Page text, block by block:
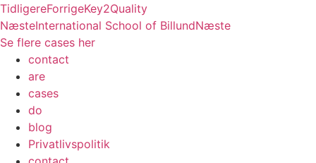
TidligereForrigeKey2Quality
NæsteInternational School of BillundNæste
Se flere cases her
contact
are
cases
do
blog
Privatlivspolitik